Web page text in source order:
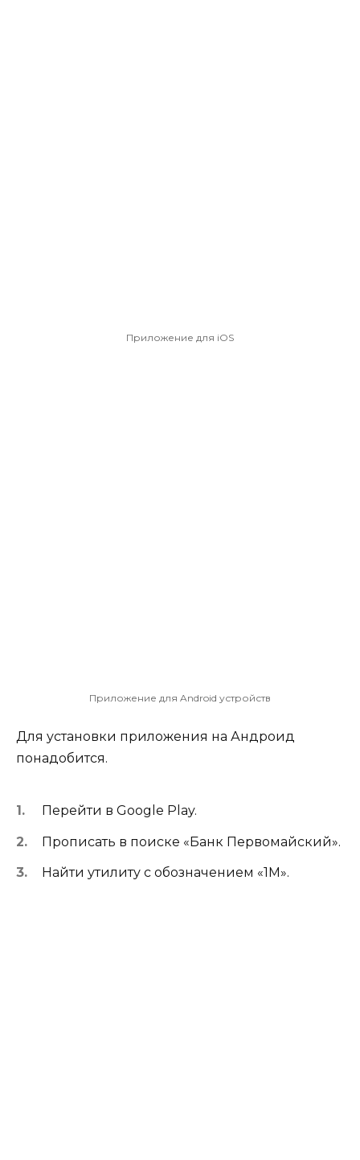
Приложение для iOS
Приложение для Android устройств
Для установки приложения на Андроид
понадобится.
Перейти в Google Play.
Прописать в поиске «Банк Первомайский».
Найти утилиту с обозначением «1М».